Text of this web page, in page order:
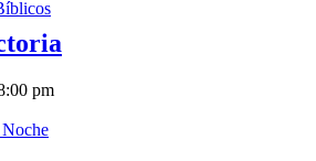
Noche
pm